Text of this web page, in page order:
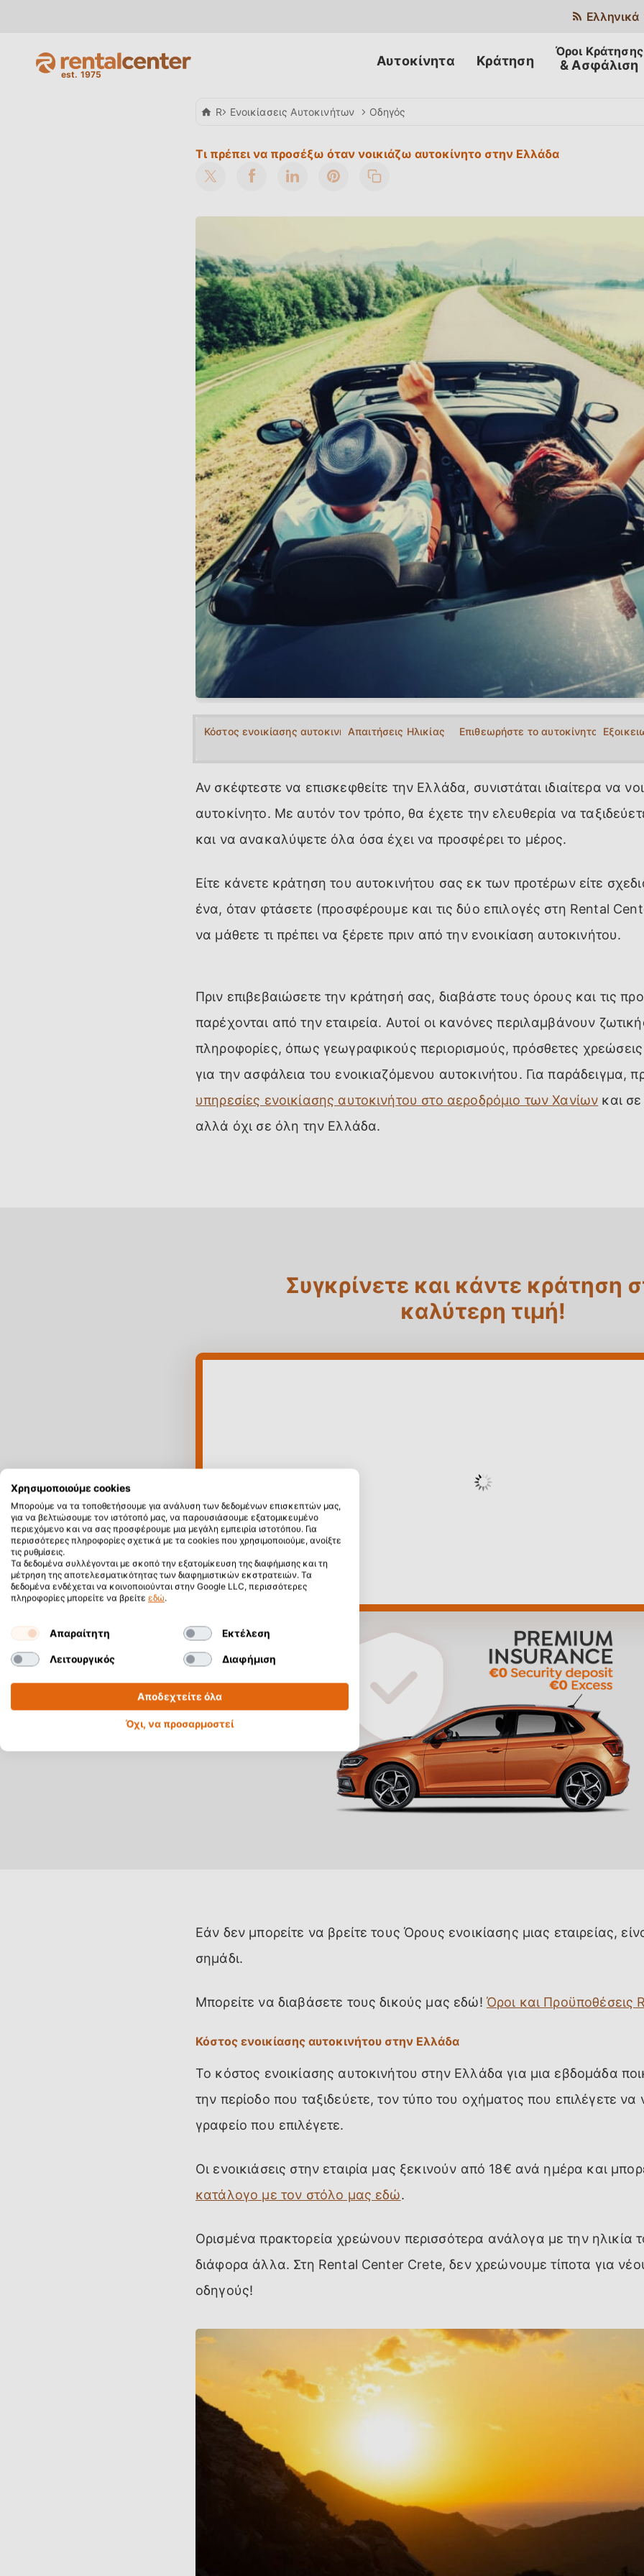
Ελληνικά
Αυτοκίνητα Κράτηση & Ασφάλιση
Rent a Car
Ενοικίασεις Αυτοκινήτων Οδηγός
Τι πρέπει να προσέξω όταν νοικιάζω αυτοκίνητο στην Ελλάδα
Κόστος ενοικίασης αυτοκινήτου στην Ελλάδα
Απαιτήσεις Ηλικίας Επιθεωρήστε το αυτοκίνητο πριν
Αν σκέφτεστε να επισκεφθείτε την Ελλάδα, συνιστάται ιδιαίτερα να
αυτοκίνητο. Με αυτόν τον τρόπο, θα έχετε την ελευθερία να
και να ανακαλύψετε όλα όσα έχει να προσφέρει το μέρος.
Είτε κάνετε κράτηση του αυτοκινήτου σας εκ των προτέρων είτε
ένα, όταν φτάσετε (προσφέρουμε και τις δύο επιλογές στη Rental
να μάθετε τι πρέπει να ξέρετε πριν από την ενοικίαση αυτοκινήτου.
Πριν επιβεβαιώσετε την κράτησή σας, διαβάστε τους όρους και τις
παρέχονται από την εταιρεία. Αυτοί οι κανόνες περιλαμβάνουν
πληροφορίες, όπως γεωγραφικούς περιορισμούς, πρόσθετες
για την ασφάλεια του ενοικιαζόμενου αυτοκινήτου. Για παράδειγμα,
υπηρεσίες ενοικίασης αυτοκινήτου στο αεροδρόμιο των Χανίων και
αλλά όχι σε όλη την Ελλάδα.
Συγκρίνετε και κάντε κράτηση
καλύτερη τιμή!
Εάν δεν μπορείτε να βρείτε τους Όρους ενοικίασης μιας εταιρείας,
σημάδι.
Μπορείτε να διαβάσετε τους δικούς μας εδώ! Όροι και Προϋποθέσεις
Κόστος ενοικίασης αυτοκινήτου στην Ελλάδα
Το κόστος ενοικίασης αυτοκινήτου στην Ελλάδα για μια εβδομάδα
την περίοδο που ταξιδεύετε, τον τύπο του οχήματος που επιλέγετε να
γραφείο που επιλέγετε.
Οι ενοικιάσεις στην εταιρία μας ξεκινούν από 18€ ανά ημέρα και
κατάλογο με τον στόλο μας εδώ.
Ορισμένα πρακτορεία χρεώνουν περισσότερα ανάλογα με την ηλικία
διάφορα άλλα. Στη Rental Center Crete, δεν χρεώνουμε τίποτα για
οδηγούς!
Χρησιμοποιούμε cookies
Μπορούμε να τα τοποθετήσουμε για ανάλυση των δεδομένων επισκεπτών μας,
για να βελτιώσουμε τον ιστότοπό μας, να παρουσιάσουμε εξατομικευμένο
περιεχόμενο και να σας προσφέρουμε μια μεγάλη εμπειρία ιστοτόπου. Για
περισσότερες πληροφορίες σχετικά με τα cookies που χρησιμοποιούμε, ανοίξτε
τις ρυθμίσεις.
Τα δεδομένα συλλέγονται με σκοπό την εξατομίκευση της διαφήμισης και τη
μέτρηση της αποτελεσματικότητας των διαφημιστικών εκστρατειών. Τα
δεδομένα ενδέχεται να κοινοποιούνται στην Google LLC, περισσότερες
πληροφορίες μπορείτε να βρείτε εδώ.
Απαραίτητη Εκτέλεση
Λειτουργικός Διαφήμιση
Αποδεχτείτε όλα
Όχι, να προσαρμοστεί